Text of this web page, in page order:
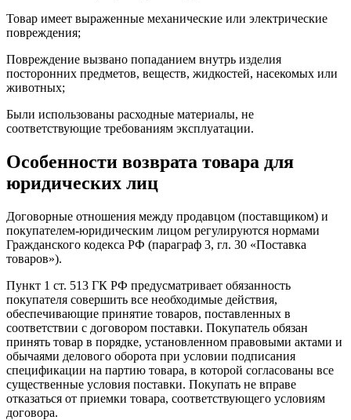
Товар имеет выраженные механические или электрические
повреждения;
Повреждение вызвано попаданием внутрь изделия
посторонних предметов, веществ, жидкостей, насекомых или
животных;
Были использованы расходные материалы, не
соответствующие требованиям эксплуатации.
Особенности возврата товара для
юридических лиц
Договорные отношения между продавцом (поставщиком) и
покупателем-юридическим лицом регулируются нормами
Гражданского кодекса РФ (параграф 3, гл. 30 «Поставка
товаров»).
Пункт 1 ст. 513 ГК РФ предусматривает обязанность
покупателя совершить все необходимые действия,
обеспечивающие принятие товаров, поставленных в
соответствии с договором поставки. Покупатель обязан
принять товар в порядке, установленном правовыми актами и
обычаями делового оборота при условии подписания
спецификации на партию товара, в которой согласованы все
существенные условия поставки. Покупать не вправе
отказаться от приемки товара, соответствующего условиям
договора.